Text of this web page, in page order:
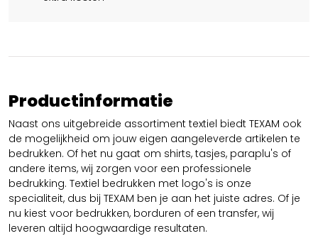
Productinformatie
Naast ons uitgebreide assortiment textiel biedt TEXAM ook
de mogelijkheid om jouw eigen aangeleverde artikelen te
bedrukken. Of het nu gaat om shirts, tasjes, paraplu's of
andere items, wij zorgen voor een professionele
bedrukking. Textiel bedrukken met logo's is onze
specialiteit, dus bij TEXAM ben je aan het juiste adres. Of je
nu kiest voor bedrukken, borduren of een transfer, wij
leveren altijd hoogwaardige resultaten.